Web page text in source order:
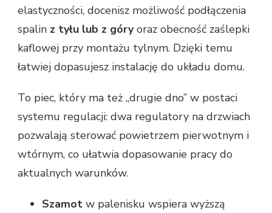
elastyczności, docenisz możliwość podłączenia
spalin z tyłu lub z góryoraz obecność zaślepki
kaflowej przy montażu tylnym. Dzięki temu
łatwiej dopasujesz instalację do układu domu.
To piec, który ma też „drugie dno” w postaci
systemu regulacji: dwa regulatory na drzwiach
pozwalają sterować powietrzem pierwotnym i
wtórnym, co ułatwia dopasowanie pracy do
aktualnych warunków.
Szamot w palenisku wspiera wyższą